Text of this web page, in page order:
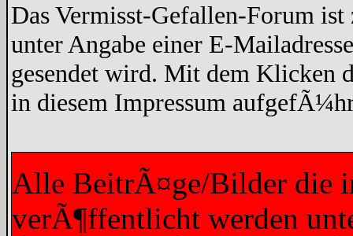
Das Vermisst-Gefallen-Forum
unter Angabe einer E-
gesendet wird. Mit dem Klicken
in diesem Impressum
Alle BeitrÃ¤ge/Bilder die
verÃ¶ffentlicht werden